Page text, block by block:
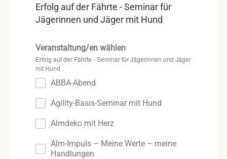
Erfolg auf der Fährte - Seminar für
Jägerinnen und Jäger mit Hund
Veranstaltung/en wählen
Erfolg auf der Fährte - Seminar für Jägerinnen und Jäger
mit Hund
ABBA-Abend
Agility-Basis-Seminar mit Hund
Almdeko mit Herz
Alm-Impuls – Meine Werte – meine
Handlungen